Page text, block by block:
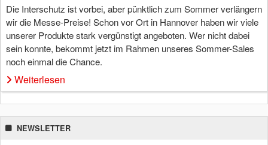
Die Interschutz ist vorbei, aber pünktlich zum Sommer verlängern
wir die Messe-Preise! Schon vor Ort in Hannover haben wir viele
unserer Produkte stark vergünstigt angeboten. Wer nicht dabei
sein konnte, bekommt jetzt im Rahmen unseres Sommer-Sales
noch einmal die Chance.
Weiterlesen
NEWSLETTER